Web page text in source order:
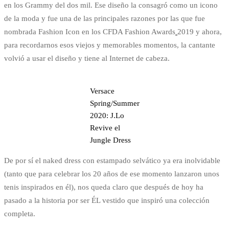
en los Grammy del dos mil. Ese diseño la consagró como un icono
de la moda y fue una de las principales razones por las que fue
nombrada Fashion Icon en los CFDA Fashion Awards 2019 y ahora,
para recordarnos esos viejos y memorables momentos, la cantante
volvió a usar el diseño y tiene al Internet de cabeza.
Versace
Spring/Summer
2020: J.Lo
Revive el
Jungle Dress
De por sí el naked dress con estampado selvático ya era inolvidable
(tanto que para celebrar los 20 años de ese momento lanzaron unos
tenis inspirados en él), nos queda claro que después de hoy ha
pasado a la historia por ser ÉL vestido que inspiró una colección
completa.